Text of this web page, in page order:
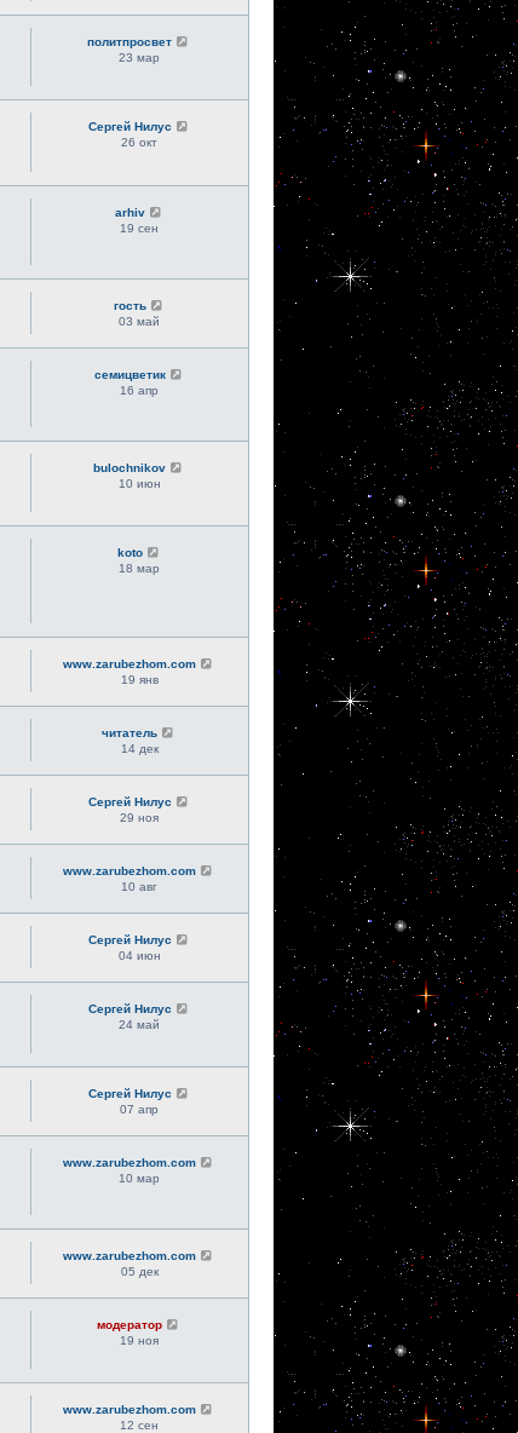
политпросвет
23 мар
Сергей Нилус
26 окт
arhiv
19 сен
гость
03 май
семицветик
16 апр
bulochnikov
10 июн
koto
18 мар
www.zarubezhom.com
19 янв
читатель
14 дек
Сергей Нилус
29 ноя
www.zarubezhom.com
10 авг
Сергей Нилус
04 июн
Сергей Нилус
24 май
Сергей Нилус
07 апр
www.zarubezhom.com
10 мар
www.zarubezhom.com
05 дек
модератор
19 ноя
www.zarubezhom.com
12 сен